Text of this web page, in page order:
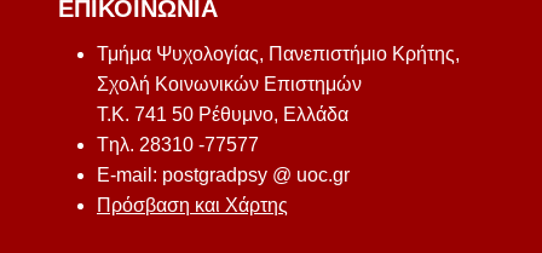
ΕΠΙΚΟΙΝΩΝΊΑ
Τμήμα Ψυχολογίας, Πανεπιστήμιο Κρήτης,
Σχολή Κοινωνικών Επιστημών
Τ.Κ. 741 50 Ρέθυμνο, Ελλάδα
Tηλ. 28310 -77577
E-mail: postgradpsy @ uoc.gr
Πρόσβαση και Χάρτης